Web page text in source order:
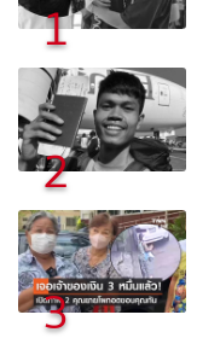
1
2
3